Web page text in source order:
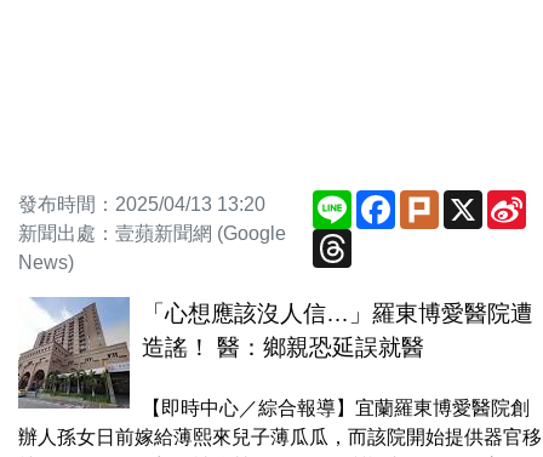
發布時間：2025/04/13 13:20
新聞出處：壹蘋新聞網 (Google
News)
Line Facebook
PlurkX
Threads
「心想應該沒人信…」羅東博愛醫院遭
造謠！ 醫：鄉親恐延誤就醫
【即時中心／綜合報導】宜蘭羅東博愛醫院創
辦人孫女日前嫁給薄熙來兒子薄瓜瓜，而該院開始提供器官移